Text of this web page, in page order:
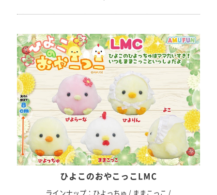
ひよこのおやこっこLMC
ラインナップ：ひよっちゅ / ままこっこ /